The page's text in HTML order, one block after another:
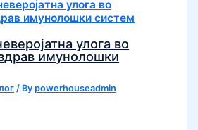
улога во
имунолошки
/ Bypowerhouseadmin